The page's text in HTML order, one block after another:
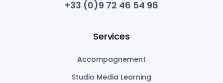
+33 (0)9 72 46 54 96
Services
Accompagnement
Studio Media Learning